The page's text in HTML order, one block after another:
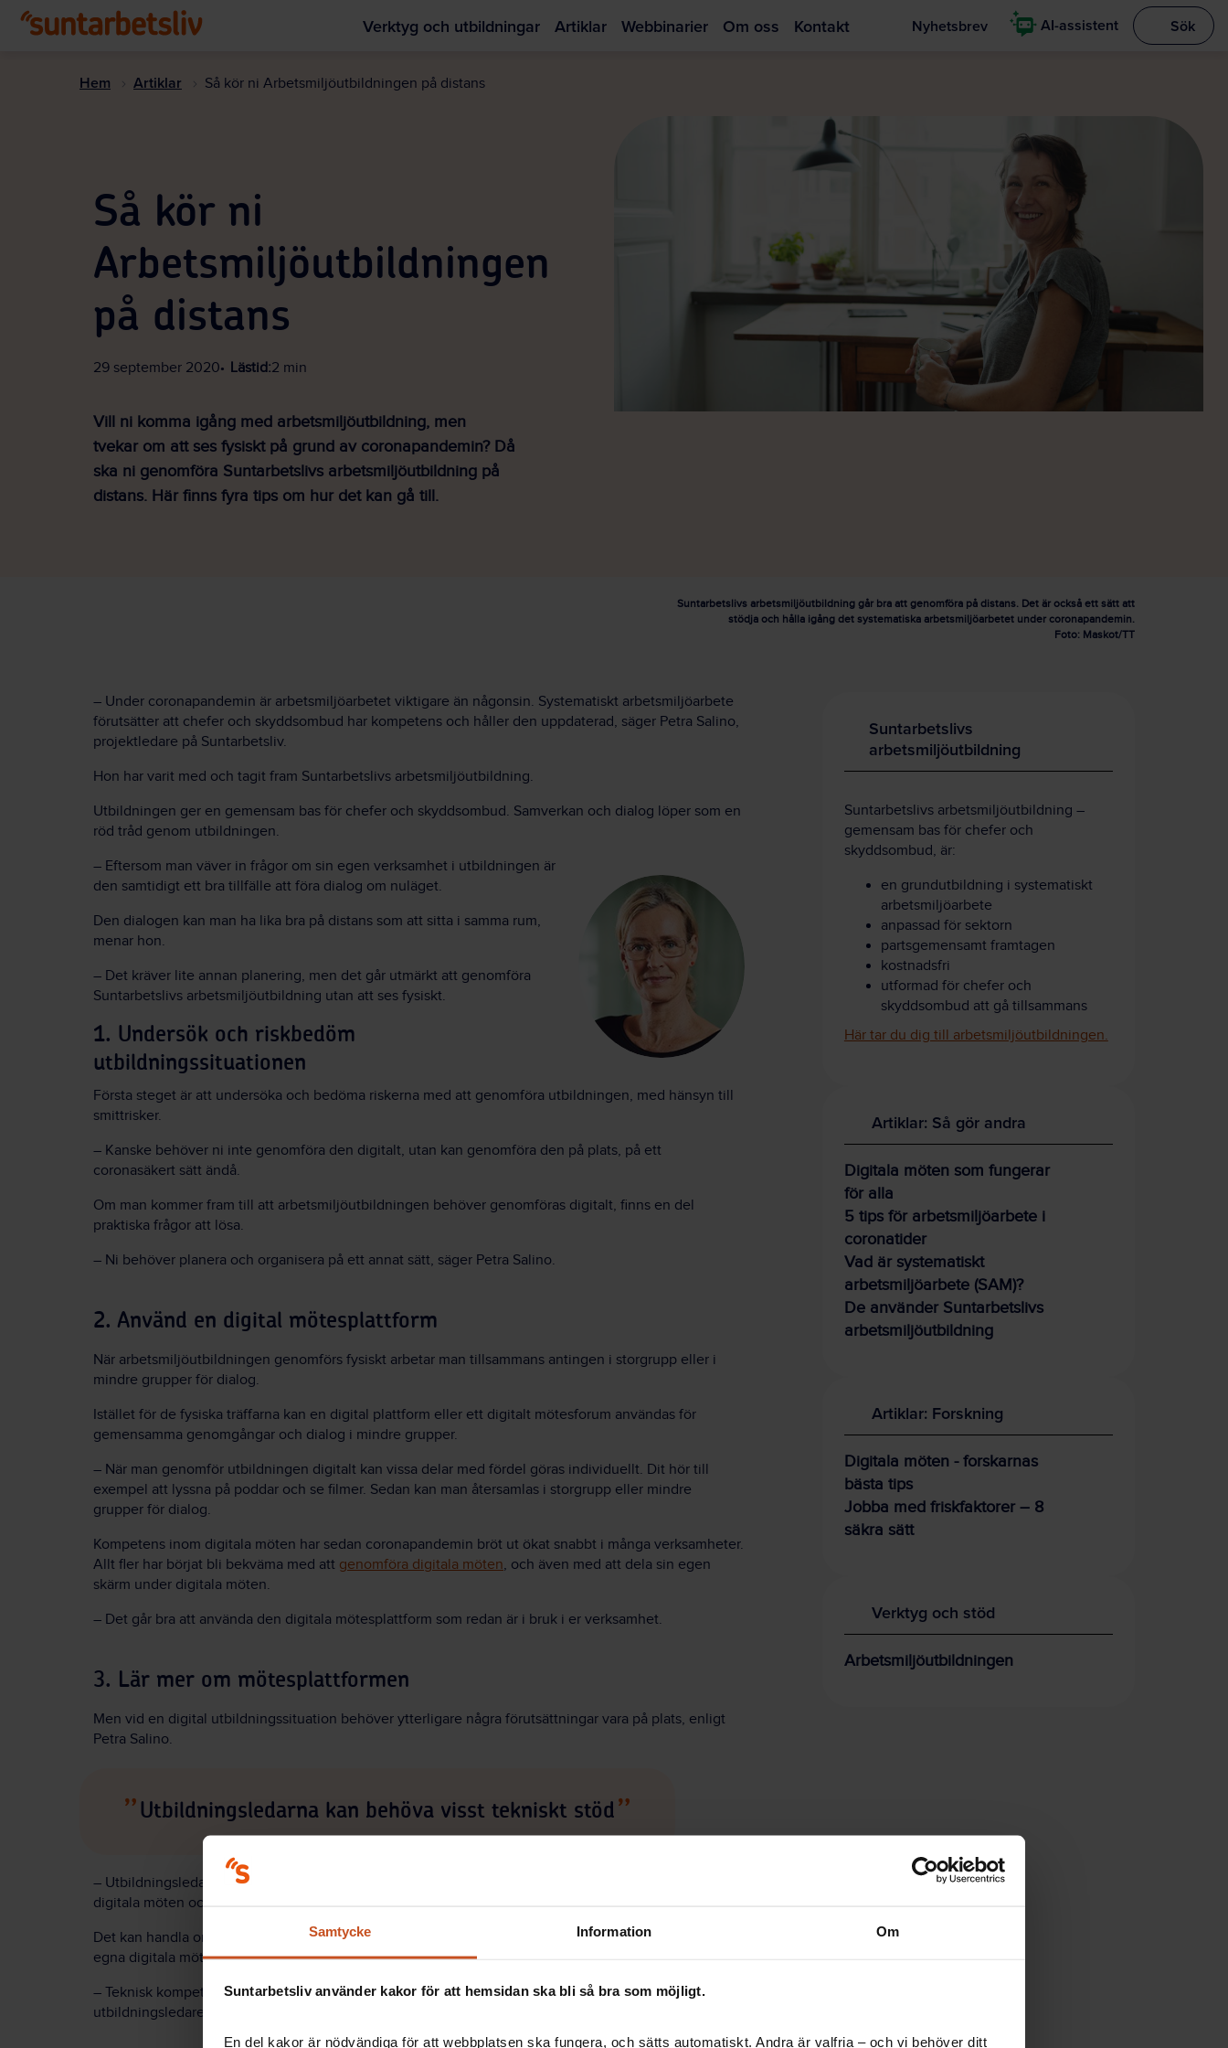
Samtycke Information Om
Suntarbetsliv använder kakor för att hemsidan ska bli så bra som möjligt.
En del kakor är nödvändiga för att webbplatsen ska fungera, och sätts automatiskt. Andra är valfria – och vi behöver ditt
Verktyg och utbildningar Artiklar Webbinarier Om oss Kontakt Nyhetsbrev AI-assistent Visa
Sök
Hem Artiklar Så kör ni Arbetsmiljöutbildningen på distans
Så kör ni
Arbetsmiljöutbildningen
på distans
29 september 2020 Lästid:2 min
Vill ni komma igång med arbetsmiljöutbildning, men
tvekar om att ses fysiskt på grund av coronapandemin? Då
ska ni genomföra Suntarbetslivs arbetsmiljöutbildning på
distans. Här finns fyra tips om hur det kan gå till.
Suntarbetslivs arbetsmiljöutbildning går bra att genomföra på distans. Det är också ett sätt att
stödja och hålla igång det systematiska arbetsmiljöarbetet under coronapandemin.
Foto: Maskot/TT
– Under coronapandemin är arbetsmiljöarbetet viktigare än någonsin. Systematiskt arbetsmiljöarbete
förutsätter att chefer och skyddsombud har kompetens och håller den uppdaterad, säger Petra Salino,
projektledare på Suntarbetsliv.
Hon har varit med och tagit fram Suntarbetslivs arbetsmiljöutbildning.
Utbildningen ger en gemensam bas för chefer och skyddsombud. Samverkan och dialog löper som en
röd tråd genom utbildningen.
– Eftersom man väver in frågor om sin egen verksamhet i utbildningen är
den samtidigt ett bra tillfälle att föra dialog om nuläget.
Den dialogen kan man ha lika bra på distans som att sitta i samma rum,
menar hon.
– Det kräver lite annan planering, men det går utmärkt att genomföra
Suntarbetslivs arbetsmiljöutbildning utan att ses fysiskt.
1. Undersök och riskbedöm
utbildningssituationen
Första steget är att undersöka och bedöma riskerna med att genomföra utbildningen, med hänsyn till
smittrisker.
– Kanske behöver ni inte genomföra den digitalt, utan kan genomföra den på plats, på ett
coronasäkert sätt ändå.
Om man kommer fram till att arbetsmiljöutbildningen behöver genomföras digitalt, finns en del
praktiska frågor att lösa.
– Ni behöver planera och organisera på ett annat sätt, säger Petra Salino.
2. Använd en digital mötesplattform
När arbetsmiljöutbildningen genomförs fysiskt arbetar man tillsammans antingen i storgrupp eller i
mindre grupper för dialog.
Istället för de fysiska träffarna kan en digital plattform eller ett digitalt mötesforum användas för
gemensamma genomgångar och dialog i mindre grupper.
– När man genomför utbildningen digitalt kan vissa delar med fördel göras individuellt. Dit hör till
exempel att lyssna på poddar och se filmer. Sedan kan man återsamlas i storgrupp eller mindre
grupper för dialog.
Kompetens inom digitala möten har sedan coronapandemin bröt ut ökat snabbt i många verksamheter.
Allt fler har börjat bli bekväma med att genomföra digitala möten, och även med att dela sin egen
skärm under digitala möten.
– Det går bra att använda den digitala mötesplattform som redan är i bruk i er verksamhet.
3. Lär mer om mötesplattformen
Men vid en digital utbildningssituation behöver ytterligare några förutsättningar vara på plats, enligt
Petra Salino.
Utbildningsledarna kan behöva visst tekniskt stöd
– Utbildningsledarna kan behöva visst tekniskt stöd, eller få lite kompetensutveckling i att genomföra
digitala möten och utbildningar.
Det kan handla om hur man till exempel delar in deltagarna i mindre digitala grupper, skickar in dem i
egna digitala mötesrum och sedan tar tillbaka deltagarna till storgrupp.
– Teknisk kompetens kan också lösas med att någon som kan mötesverktyget väl sitter bredvid
utbildningsledaren och sköter det tekniska.
Suntarbetslivs
arbetsmiljöutbildning
Suntarbetslivs arbetsmiljöutbildning –
gemensam bas för chefer och
skyddsombud, är:
en grundutbildning i systematiskt
arbetsmiljöarbete
anpassad för sektorn
partsgemensamt framtagen
kostnadsfri
utformad för chefer och
skyddsombud att gå tillsammans
Här tar du dig till arbetsmiljöutbildningen.
Artiklar: Så gör andra
Digitala möten som fungerar
för alla
5 tips för arbetsmiljöarbete i
coronatider
Vad är systematiskt
arbetsmiljöarbete (SAM)?
De använder Suntarbetslivs
arbetsmiljöutbildning
Artiklar: Forskning
Digitala möten - forskarnas
bästa tips
Jobba med friskfaktorer – 8
säkra sätt
Verktyg och stöd
Arbetsmiljöutbildningen